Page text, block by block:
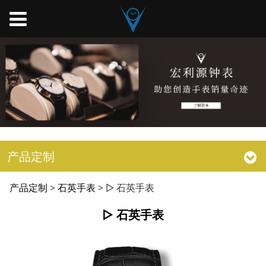
产品定制
▷ 石英手表
产品定制 >石英手表 > ▷ 石英手表
▷ 石英手表